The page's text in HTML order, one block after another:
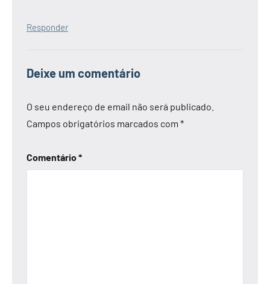
Responder
Deixe um comentário
O seu endereço de email não será publicado.
Campos obrigatórios marcados com *
Comentário*